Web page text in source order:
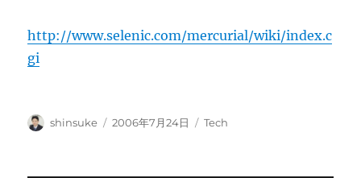
http://www.selenic.com/mercurial/wiki/index.c
gi
投
shinsuke
投
2006年7月24日
カ
Tech